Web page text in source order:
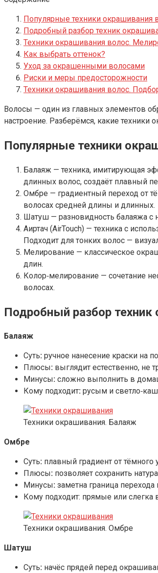
Популярные техники окрашивания
Подробный разбор техник
Техники окрашивания волос.
Как выбрать оттенок?
Уход за окрашенными волосами
Риски и меры предосторожности
Техники окрашивания волос.
Волосы — один из главных элементов
настроение. Разберёмся, какие техники
Популярные техники
Балаяж — техника, имитирующая
длинных волос, создаёт плавный
Омбре — градиентный переход от
волосах средней длины и длинных.
Шатуш — разновидность балаяжа с
Аиртач (AirTouch) — техника с
Подходит для тонких волос —
Мелирование — классическое
длин.
Колор‑мелирование — сочетание
волосах.
Подробный разбор техник
Балаяж
Суть: ручное нанесение краски на
Плюсы: выглядит естественно, не
Минусы: сложно выполнить в
Кому подходит: русым и
Техники окрашивания. Балаяж
Омбре
Суть: плавный градиент от
Плюсы: позволяет сохранить
Минусы: заметна граница
Кому подходит: прямые или
Техники окрашивания. Омбре
Шатуш
Суть: начёс прядей перед